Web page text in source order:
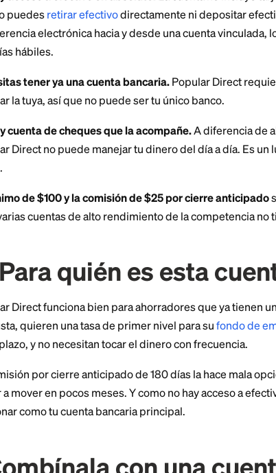
Los depósitos se mantienen en Popular Bank,
York y miembro de la FDIC. Eso significa que tu
por depositante, por categoría de propiedad:
cualquier gran banco nacional.
Popular, Inc., la empresa matriz, tiene más de
instituciones financieras más grandes que
Estados Unidos continental. No se trata de una
establecido que opera una marca digital ligera
Las desventajas
No hay acceso a efectivo en absoluto.La
que no puedesretirar efectivodirectamente ni
transferencia electrónica hacia y desde una
tres días hábiles.
Necesitas tener ya una cuenta bancaria.
No hay cuenta de cheques que la acompañe.A